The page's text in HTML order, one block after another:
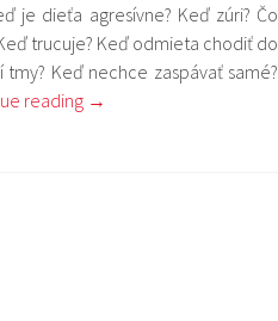
je dieťa agresívne? Keď zúri? Čo
trucuje? Keď odmieta chodiť do
Keď nechce zaspávať samé?
reading →